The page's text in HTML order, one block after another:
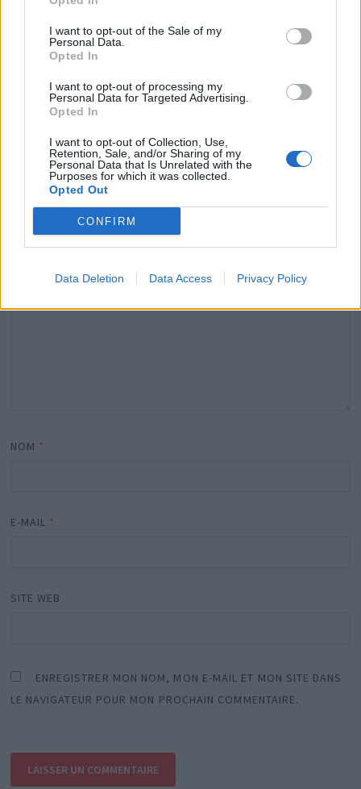
I want to opt-out of the Sale of my
Personal Data.
Opted In
I want to opt-out of processing my
Personal Data for Targeted Advertising.
Opted In
I want to opt-out of Collection, Use,
Retention, Sale, and/or Sharing of my
Personal Data that Is Unrelated with the
Purposes for which it was collected.
Opted Out
CONFIRM
Data Deletion Data Access Privacy Policy
17 novembre 2025
Laisser un commentaire
Votre adresse e-mail ne sera pas publiée.Les champs
obligatoires sont indiqués avec*
COMMENTAIRE*
NOM *
E-MAIL *
SITE WEB
ENREGISTRER MON NOM, MON E-MAIL ET MON SITE DANS
LE NAVIGATEUR POUR MON PROCHAIN COMMENTAIRE.